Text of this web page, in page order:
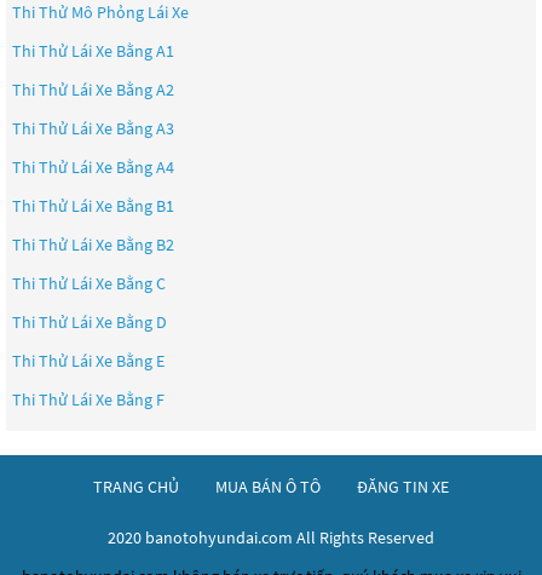
Thi Thử Mô Phỏng Lái Xe
Thi Thử Lái Xe Bằng A1
Thi Thử Lái Xe Bằng A2
Thi Thử Lái Xe Bằng A3
Thi Thử Lái Xe Bằng A4
Thi Thử Lái Xe Bằng B1
Thi Thử Lái Xe Bằng B2
Thi Thử Lái Xe Bằng C
Thi Thử Lái Xe Bằng D
Thi Thử Lái Xe Bằng E
Thi Thử Lái Xe Bằng F
TRANG CHỦ MUA BÁN Ô TÔ ĐĂNG TIN XE
2020 banotohyundai.com All Rights Reserved